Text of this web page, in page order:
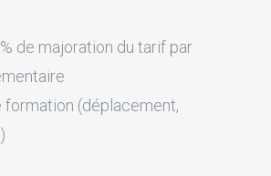
de majoration du tarif par
formation (déplacement,